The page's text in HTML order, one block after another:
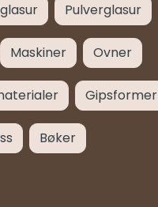
Pulverglasur
Maskiner Ovner
Gipsformer
Bøker